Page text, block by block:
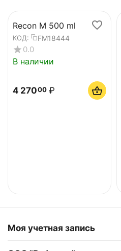
Recon M 500 ml
КОД: FM18444
0.0
В наличии
4 27000 ₽
Моя учетная запись